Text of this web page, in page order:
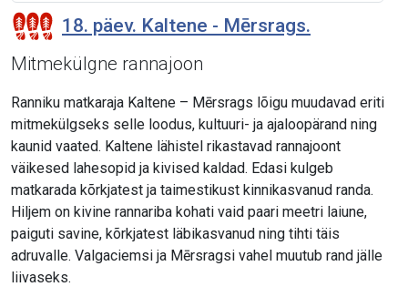
18. päev. Kaltene - Mērsrags.
Mitmekülgne rannajoon
Ranniku matkaraja Kaltene – Mērsrags lõigu muudavad eriti
mitmekülgseks selle loodus, kultuuri- ja ajaloopärand ning
kaunid vaated. Kaltene lähistel rikastavad rannajoont
väikesed lahesopid ja kivised kaldad. Edasi kulgeb
matkarada kõrkjatest ja taimestikust kinnikasvanud randa.
Hiljem on kivine rannariba kohati vaid paari meetri laiune,
paiguti savine, kõrkjatest läbikasvanud ning tihti täis
adruvalle. Valgaciemsi ja Mērsragsi vahel muutub rand jälle
liivaseks.